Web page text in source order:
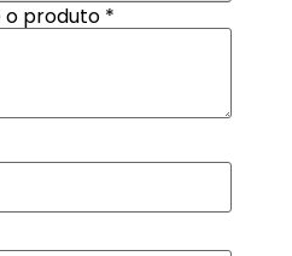
o produto *